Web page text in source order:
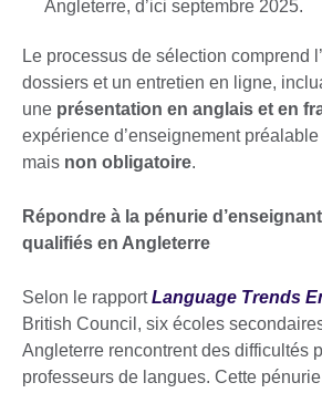
Angleterre, d’ici septembre 2025.
Le processus de sélection comprend
dossiers et un entretien en ligne,
une présentation en anglais et en
expérience d’enseignement
mais non obligatoire.
Répondre à la pénurie
qualifiés en Angleterre
Selon le rapportLanguage Trends
British Council, six écoles
Angleterre rencontrent des difficultés
professeurs de langues. Cette